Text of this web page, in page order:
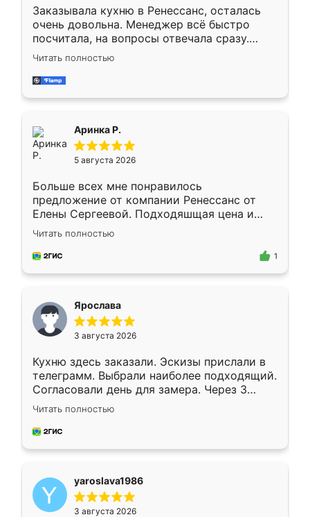
Заказывала кухню в Ренессанс, осталась
очень довольна. Менеджер всё быстро
посчитала, на вопросы отвечала сразу.
Замерщик приехал в субботу, подошёл к
делу со всей ответственностью. Собрали
за день, ребята работали аккуратно, даже
Читать полностью
Аринка Р.
5 августа 2026
Больше всех мне понравилось
предложение от компании Ренессанс от
Елены Сергеевой. Подходяшщая цена и
короткие сроки изготовления. Приехавший
для замера сотрудник Владислав
предложил по моему эскизу самый
Читать полностью
1
Ярослава
3 августа 2026
Кухню здесь заказали. Эскизы прислали в
телеграмм. Выбрали наиболее подходящий.
Согласовали день для замера. Через 3
недели кухня была уже готова. Остались
довольны работой. Спасибо Ренессанс
мебель за качественную работу!
Читать полностью
yaroslava1986
3 августа 2026